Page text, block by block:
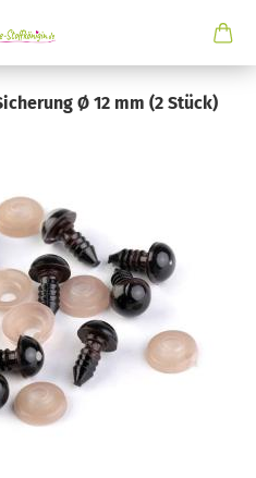
Ø 12 mm (2 Stück)